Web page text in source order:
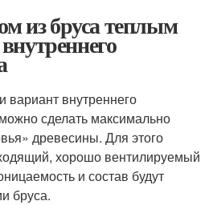
из бруса теплым
внутреннего
сделать максимально
древесины. Для этого
хорошо вентилируемый
и состав будут
бруса.